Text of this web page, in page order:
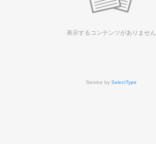
表示するコンテンツがありません
Service by SelectType